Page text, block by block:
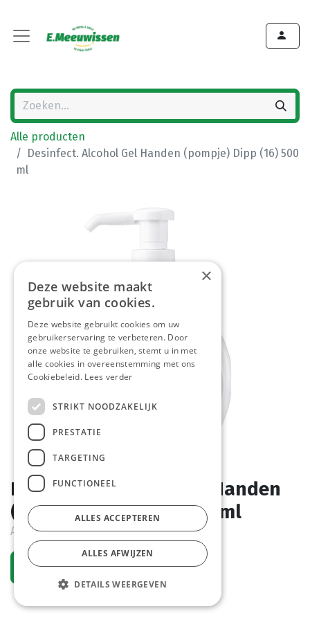
Alle producten
Desinfect. Alcohol Gel Handen (pompje) Dipp (16) 500
ml
Desinfect. Alcohol Gel Handen
(pompje) Dipp (16) 500 ml
Actief
Vraag een account aan
×
Deze website maakt
gebruik van cookies.
Deze website gebruikt cookies om uw
gebruikerservaring te verbeteren. Door
onze website te gebruiken, stemt u in met
alle cookies in overeenstemming met ons
Cookiebeleid. Lees verder
STRIKT NOODZAKELIJK
PRESTATIE
TARGETING
FUNCTIONEEL
ALLES ACCEPTEREN
ALLES AFWIJZEN
DETAILS WEERGEVEN